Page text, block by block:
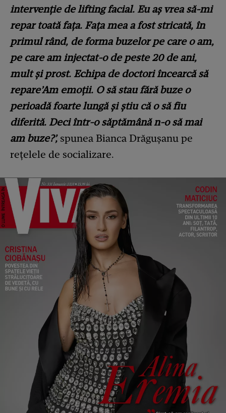
intervenție de lifting facial. Eu aș vrea să-mi
repar toată fața. Fața mea a fost stricată, în
primul rând, de forma buzelor pe care o am,
pe care am injectat-o de peste 20 de ani,
mult și prost. Echipa de doctori încearcă să
repare’Am emoții. O să stau fără buze o
perioadă foarte lungă și știu că o să fiu
diferită. Deci într-o săptămână n-o să mai
am buze?’,spunea Bianca Drăgușanu pe
rețelele de socializare.